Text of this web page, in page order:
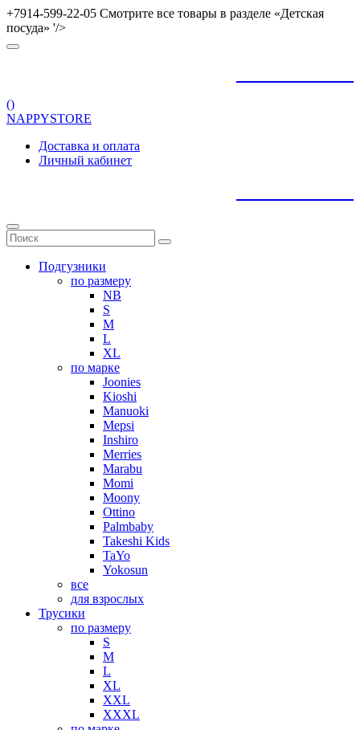
+7914-599-22-05 Смотрите все товары в разделе «Детская
посуда» '/>
()
NAPPYSTORE
Доставка и оплата
Личный кабинет
Подгузники
по размеру
NB
S
M
L
XL
по марке
Joonies
Kioshi
Manuoki
Mepsi
Inshiro
Merries
Marabu
Momi
Moony
Ottino
Palmbaby
Takeshi Kids
TaYo
Yokosun
все
для взрослых
Трусики
по размеру
S
M
L
XL
XXL
XXXL